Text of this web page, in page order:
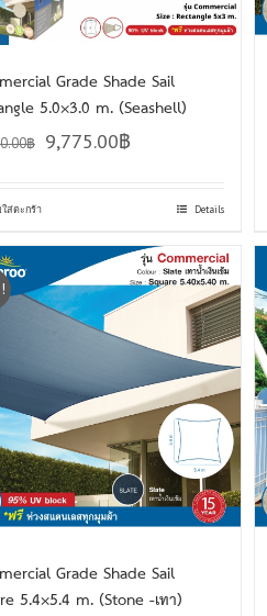
Grade Shade Sail
5.0×3.0 m. (Seashell)
฿ 9,775.00฿
ส่ตะกร้า Details
Grade Shade Sail
5.4×5.4 m. (Stone -เทา)